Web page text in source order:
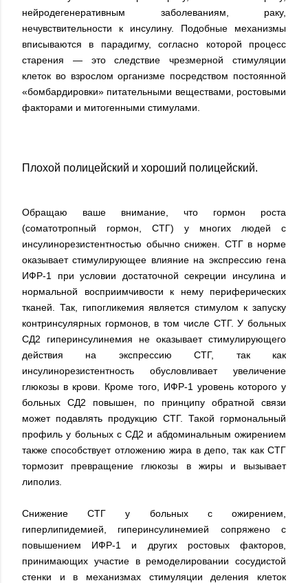
нейродегенеративным заболеваниям, раку,
нечувствительности к инсулину. Подобные механизмы
вписываются в парадигму, согласно которой процесс
старения — это следствие чрезмерной стимуляции
клеток во взрослом организме посредством постоянной
«бомбардировки» питательными веществами, ростовыми
факторами и митогенными стимулами.
Плохой полицейский и хороший полицейский.
Обращаю ваше внимание, что гормон роста
(соматотропный гормон, СТГ) у многих людей с
инсулинорезистентностью обычно снижен. СТГ в норме
оказывает стимулирующее влияние на экспрессию гена
ИФР-1 при условии достаточной секреции инсулина и
нормальной восприимчивости к нему периферических
тканей. Так, гипогликемия является стимулом к запуску
контринсулярных гормонов, в том числе СТГ. У больных
СД2 гиперинсулинемия не оказывает стимулирующего
действия на экспрессию СТГ, так как
инсулинорезистентность обусловливает увеличение
глюкозы в крови. Кроме того, ИФР-1 уровень которого у
больных СД2 повышен, по принципу обратной связи
может подавлять продукцию СТГ. Такой гормональный
профиль у больных с СД2 и абдоминальным ожирением
также способствует отложению жира в депо, так как СТГ
тормозит превращение глюкозы в жиры и вызывает
липолиз.
Снижение СТГ у больных с ожирением,
гиперлипидемией, гиперинсулинемией сопряжено с
повышением ИФР-1 и других ростовых факторов,
принимающих участие в ремоделировании сосудистой
стенки и в механизмах стимуляции деления клеток